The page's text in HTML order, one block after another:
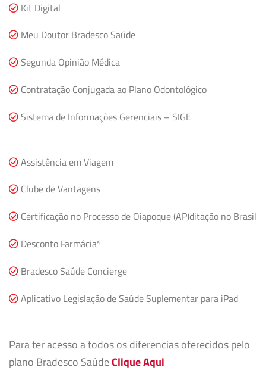
Kit Digital
Meu Doutor Bradesco Saúde
Segunda Opinião Médica
Contratação Conjugada ao Plano Odontológico
Sistema de Informações Gerenciais – SIGE
Assistência em Viagem
Clube de Vantagens
Certificação no Processo de Oiapoque (AP)ditação no Brasil
Desconto Farmácia*
Bradesco Saúde Concierge
Aplicativo Legislação de Saúde Suplementar para iPad
Para ter acesso a todos os diferencias oferecidos pelo
plano Bradesco SaúdeClique Aqui